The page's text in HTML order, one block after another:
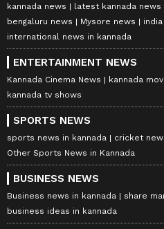
kannada news latest kannada news
bengaluru news
Mysore news
international news in kannada
ENTERTAINMENT NEWS
Kannada Cinema News kannada
kannada tv shows
SPORTS NEWS
sports news in kannada
cricket
Other Sports News in Kannada
BUSINESS NEWS
Business news in kannada
share
business ideas in kannada